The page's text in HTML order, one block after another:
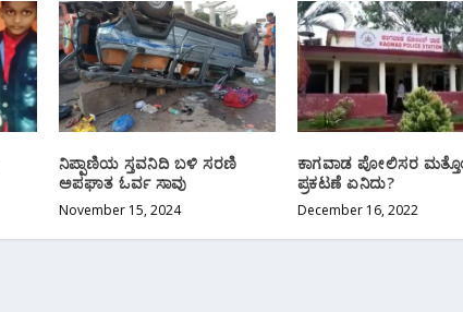
ನಿಪ್ಪಾಣಿಯ ಸ್ತವನಿದಿ ಬಳಿ ಸರಣಿ
ಅಪಘಾತ ಓರ್ವ ಸಾವು
November 15, 2024
ಕಾಗವಾಡ ಪೋಲಿಸರ
ಪ್ರಕಟಣೆ ಏನಿದು?
December 16, 2022